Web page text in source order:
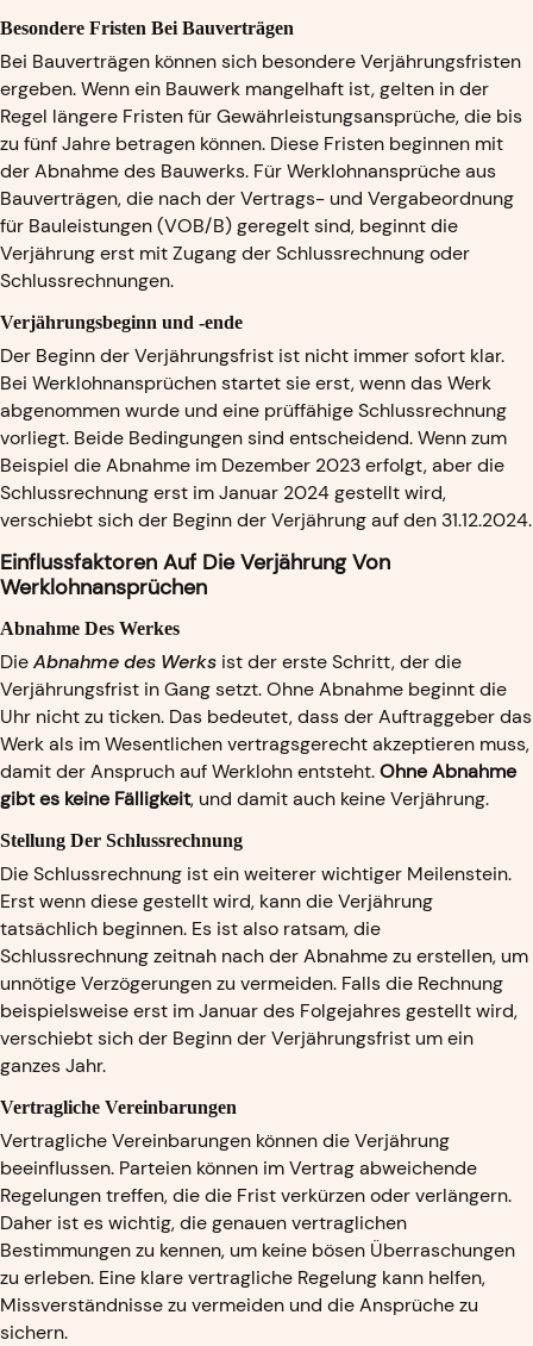
Besondere Fristen Bei Bauverträgen
Bei Bauverträgen können sich besondere Verjährungsfristen
ergeben. Wenn ein Bauwerk mangelhaft ist, gelten in der
Regel längere Fristen für Gewährleistungsansprüche, die bis
zu fünf Jahre betragen können. Diese Fristen beginnen mit
der Abnahme des Bauwerks. Für Werklohnansprüche aus
Bauverträgen, die nach der Vertrags- und Vergabeordnung
für Bauleistungen (VOB/B) geregelt sind, beginnt die
Verjährung erst mit Zugang der Schlussrechnung oder
Schlussrechnungen.
Verjährungsbeginn und -ende
Der Beginn der Verjährungsfrist ist nicht immer sofort klar.
Bei Werklohnansprüchen startet sie erst, wenn das Werk
abgenommen wurde und eine prüffähige Schlussrechnung
vorliegt. Beide Bedingungen sind entscheidend. Wenn zum
Beispiel die Abnahme im Dezember 2023 erfolgt, aber die
Schlussrechnung erst im Januar 2024 gestellt wird,
verschiebt sich der Beginn der Verjährung auf den 31.12.2024.
Einflussfaktoren Auf Die Verjährung Von
Werklohnansprüchen
Abnahme Des Werkes
DieAbnahme des Werks ist der erste Schritt, der die
Verjährungsfrist in Gang setzt. Ohne Abnahme beginnt die
Uhr nicht zu ticken. Das bedeutet, dass der Auftraggeber das
Werk als im Wesentlichen vertragsgerecht akzeptieren muss,
damit der Anspruch auf Werklohn entsteht.Ohne Abnahme
gibt es keine Fälligkeit, und damit auch keine Verjährung.
Stellung Der Schlussrechnung
Die Schlussrechnung ist ein weiterer wichtiger Meilenstein.
Erst wenn diese gestellt wird, kann die Verjährung
tatsächlich beginnen. Es ist also ratsam, die
Schlussrechnung zeitnah nach der Abnahme zu erstellen, um
unnötige Verzögerungen zu vermeiden. Falls die Rechnung
beispielsweise erst im Januar des Folgejahres gestellt wird,
verschiebt sich der Beginn der Verjährungsfrist um ein
ganzes Jahr.
Vertragliche Vereinbarungen
Vertragliche Vereinbarungen können die Verjährung
beeinflussen. Parteien können im Vertrag abweichende
Regelungen treffen, die die Frist verkürzen oder verlängern.
Daher ist es wichtig, die genauen vertraglichen
Bestimmungen zu kennen, um keine bösen Überraschungen
zu erleben. Eine klare vertragliche Regelung kann helfen,
Missverständnisse zu vermeiden und die Ansprüche zu
sichern.